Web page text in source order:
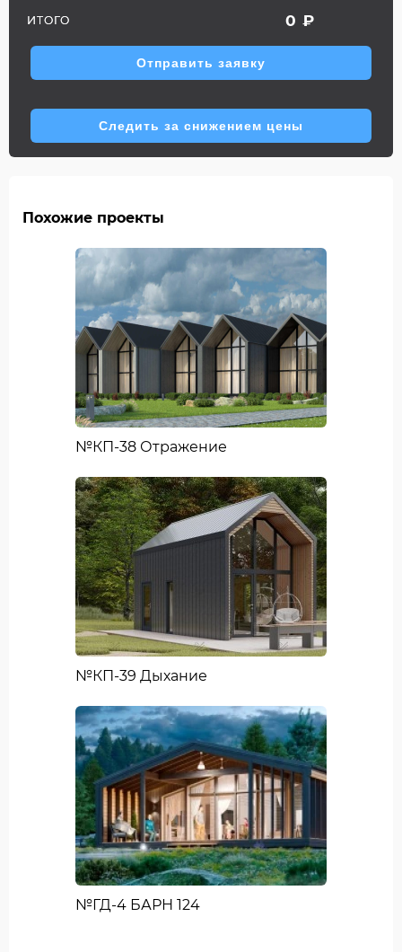
ИТОГО 0 ₽
Отправить заявку
Следить за снижением цены
Похожие проекты
№КП-38 Отражение
№КП-39 Дыхание
№ГД-4 БАРН 124